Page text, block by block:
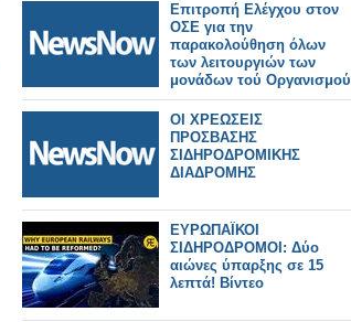
Επιτροπή Ελέγχου στον
ΟΣΕ για την
παρακολούθηση όλων
των λειτουργιών των
μονάδων τού Οργανισμού
ΟΙ ΧΡΕΩΣΕΙΣ
ΠΡΟΣΒΑΣΗΣ
ΣΙΔΗΡΟΔΡΟΜΙΚΗΣ
ΔΙΑΔΡΟΜΗΣ
ΕΥΡΩΠΑΪΚΟΙ
ΣΙΔΗΡΟΔΡΟΜΟΙ: Δύο
αιώνες ύπαρξης σε 15
λεπτά! Βίντεο